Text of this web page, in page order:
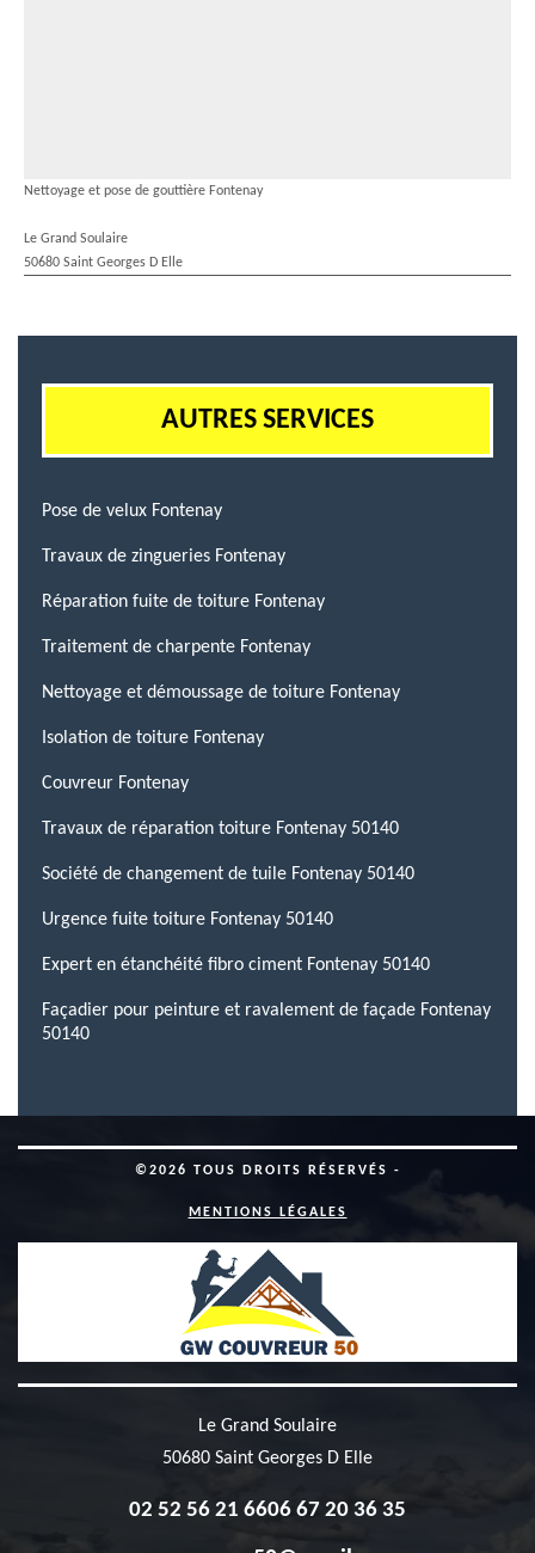
Nettoyage et pose de gouttière Fontenay
Le Grand Soulaire
50680 Saint Georges D Elle
AUTRES SERVICES
Pose de velux Fontenay
Travaux de zingueries Fontenay
Réparation fuite de toiture Fontenay
Traitement de charpente Fontenay
Nettoyage et démoussage de toiture Fontenay
Isolation de toiture Fontenay
Couvreur Fontenay
Travaux de réparation toiture Fontenay 50140
Société de changement de tuile Fontenay 50140
Urgence fuite toiture Fontenay 50140
Expert en étanchéité fibro ciment Fontenay 50140
Façadier pour peinture et ravalement de façade Fontenay
50140
©2026 TOUS DROITS RÉSERVÉS -
MENTIONS LÉGALES
Le Grand Soulaire
50680 Saint Georges D Elle
02 52 56 21 6606 67 20 36 35